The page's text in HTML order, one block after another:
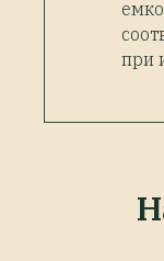
при